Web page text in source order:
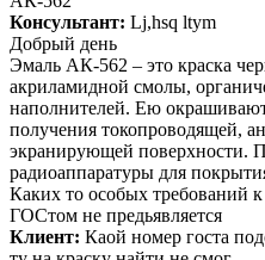
Консультант: Lj,hsq ltym
Добрый день
Эмаль АК-562 – это краска
акриламидной смолы,
наполнителей. Ею
получения токопроводящей,
экранирующей поверхности.
радиоаппаратуры для
Каких то особых требований
ГОСтом не предьявляется
Клиент: Каой номер госта